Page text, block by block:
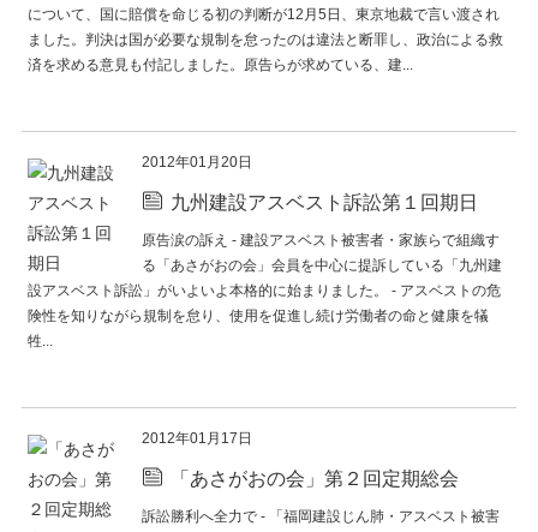
について、国に賠償を命じる初の判断が12月5日、東京地裁で言い渡され
ました。判決は国が必要な規制を怠ったのは違法と断罪し、政治による救
済を求める意見も付記しました。原告らが求めている、建...
2012年01月20日
九州建設アスベスト訴訟第１回期日
原告涙の訴え - 建設アスベスト被害者・家族らで組織す
る「あさがおの会」会員を中心に提訴している「九州建
設アスベスト訴訟」がいよいよ本格的に始まりました。 - アスベストの危
険性を知りながら規制を怠り、使用を促進し続け労働者の命と健康を犠
牲...
2012年01月17日
「あさがおの会」第２回定期総会
訴訟勝利へ全力で - 「福岡建設じん肺・アスベスト被害